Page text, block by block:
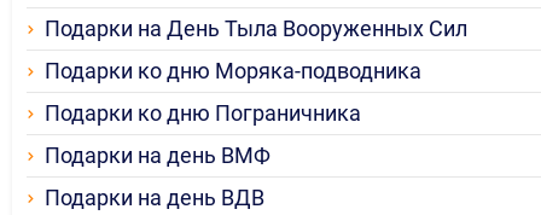
Подарки на День Тыла Вооруженных Сил
Подарки ко дню Моряка-подводника
Подарки ко дню Пограничника
Подарки на день ВМФ
Подарки на день ВДВ